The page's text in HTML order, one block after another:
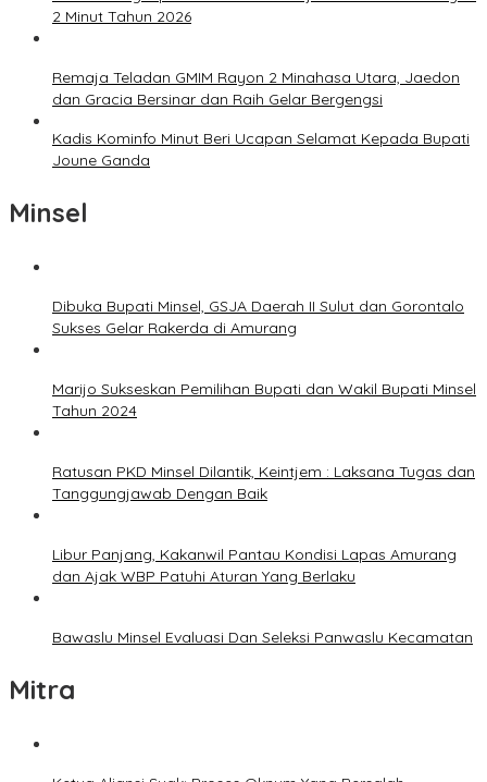
2 Minut Tahun 2026
Remaja Teladan GMIM Rayon 2 Minahasa Utara, Jaedon
dan Gracia Bersinar dan Raih Gelar Bergengsi
Kadis Kominfo Minut Beri Ucapan Selamat Kepada Bupati
Joune Ganda
Minsel
Dibuka Bupati Minsel, GSJA Daerah II Sulut dan Gorontalo
Sukses Gelar Rakerda di Amurang
Marijo Sukseskan Pemilihan Bupati dan Wakil Bupati Minsel
Tahun 2024
Ratusan PKD Minsel Dilantik, Keintjem : Laksana Tugas dan
Tanggungjawab Dengan Baik
Libur Panjang, Kakanwil Pantau Kondisi Lapas Amurang
dan Ajak WBP Patuhi Aturan Yang Berlaku
Bawaslu Minsel Evaluasi Dan Seleksi Panwaslu Kecamatan
Mitra